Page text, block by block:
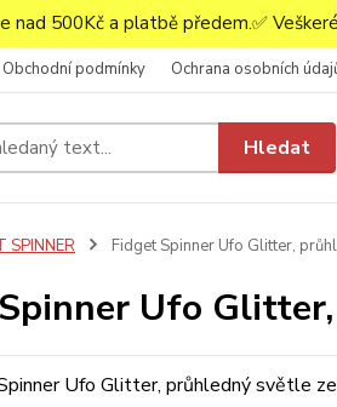
500Kč a platbě předem.✅
Obchodní podmínky Ochrana osobních
Hledat
SPINNER Fidget Spinner Ufo Glitter,
Ufo